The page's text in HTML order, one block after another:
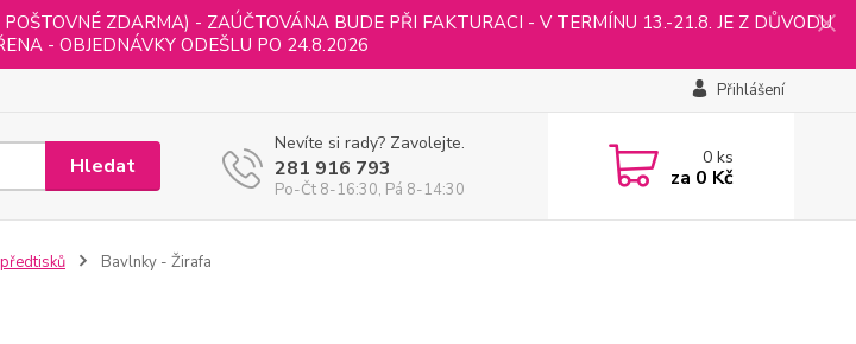
ZDARMA) - ZAÚČTOVÁNA BUDE PŘI FAKTURACI - V TERMÍNU 13.-21.8. JE Z DŮVODU
- OBJEDNÁVKY ODEŠLU PO 24.8.2026
Přihlášení
Hledat
Nevíte si rady? Zavolejte.
281 916 793
Po-Čt 8-16:30, Pá 8-14:30
0ks
za 0 Kč
Bavlnky - Žirafa